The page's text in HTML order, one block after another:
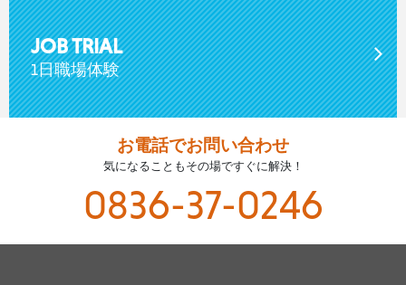
JOB TRIAL
1日職場体験
お電話でお問い合わせ
気になることもその場ですぐに解決！
0836-37-0246